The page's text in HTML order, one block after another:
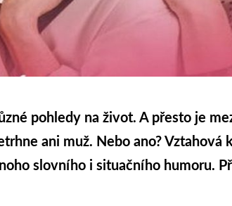
pohledy na život. A přesto je
ani muž. Nebo ano? Vztahová
slovního i situačního humoru.